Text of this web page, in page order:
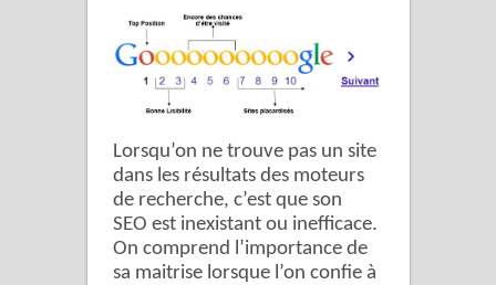
Lorsqu’on ne trouve pas un site
dans les résultats des moteurs
de recherche, c’est que son
SEO est inexistant ou inefficace.
On comprend l’importance de
sa maitrise lorsque l’on confie à